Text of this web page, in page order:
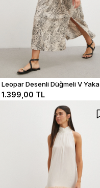
Leopar Desenli Düğmeli V Yaka
Elbise
1.399,00 TL